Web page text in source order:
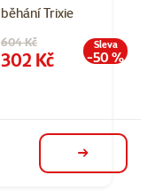
běhání Trixie
Původní cena
604 Kč
Cena
302 Kč
Sleva
-50 %
detail